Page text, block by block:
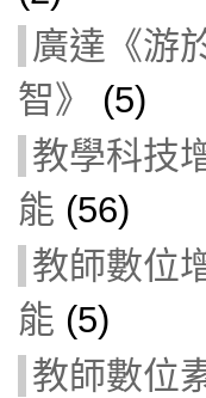
廣達《游
智》
(5)
教學科技
能 (56)
教師數位
能 (5)
教師數位